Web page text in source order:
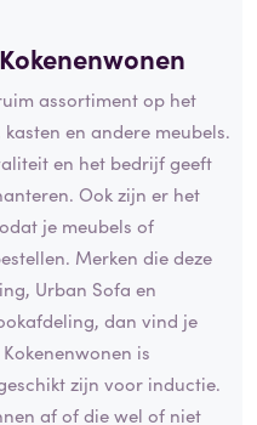
assortiment op het
en andere meubels.
en het bedrijf geeft
Ook zijn er het
je meubels of
Merken die deze
Urban Sofa en
dan vind je
is
zijn voor inductie.
af of die wel of niet